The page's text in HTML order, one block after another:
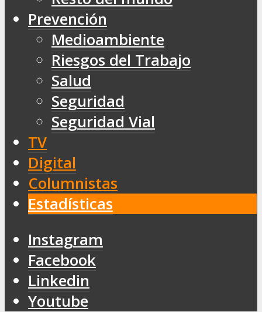
Prevención
Medioambiente
Riesgos del Trabajo
Salud
Seguridad
Seguridad Vial
TV
Digital
Columnistas
Estadísticas
Instagram
Facebook
Linkedin
Youtube